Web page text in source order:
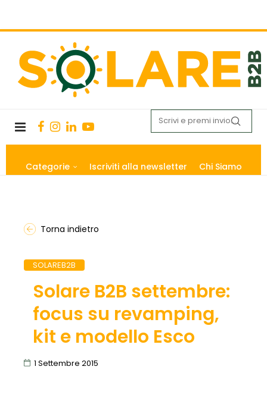
Categorie Iscriviti alla newsletter Chi Siamo
Torna indietro
SOLAREB2B
Solare B2B settembre:
focus su revamping,
kit e modello Esco
1 Settembre 2015